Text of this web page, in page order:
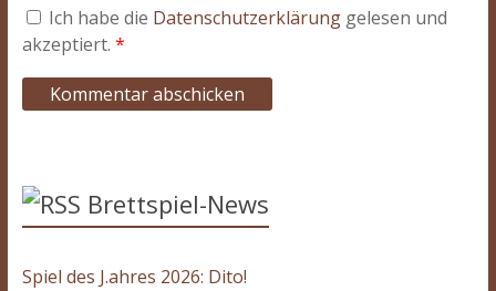
Ich habe die Datenschutzerklärung gelesen und
akzeptiert. *
Brettspiel-News
Spiel des J.ahres 2026: Dito!